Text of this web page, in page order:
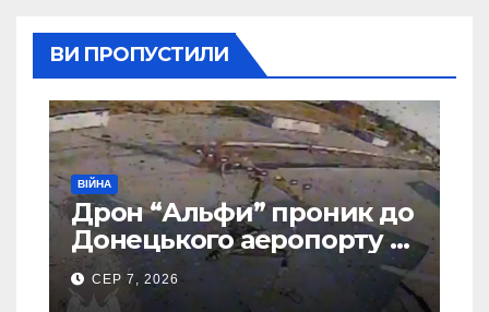
ВИ ПРОПУСТИЛИ
ВІЙНА
Дрон “Альфи” проник до
Донецького аеропорту та
спалив “Шахед” ще до
запуску
СЕР 7, 2026